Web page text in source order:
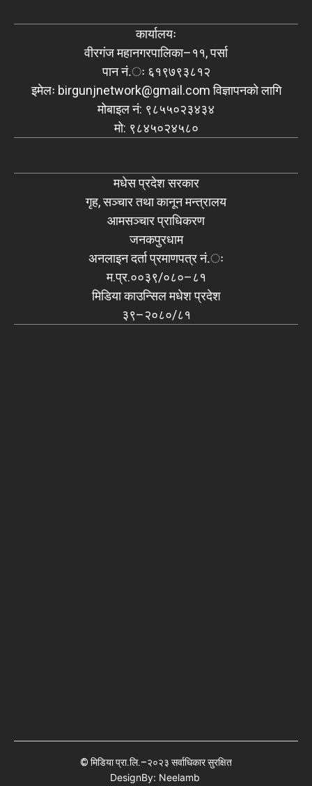
कार्यालयः
वीरगंज महानगरपालिका–११, पर्सा
पान नं.ः ६१९७९३८१२
इमेलः birgunjnetwork@gmail.comविज्ञापनको लागि
मोबाइल नं: ९८५५०२३४३४
मो: ९८४५०२४५८०
मधेस प्रदेश सरकार
गृह, सञ्चार तथा कानून मन्त्रालय
आमसञ्चार प्राधिकरण
जनकपुरधाम
अनलाइन दर्ता प्रमाणपत्र नं.ः
म.प्र.००३९/०८०–८१
मिडिया काउन्सिल मधेश प्रदेश
३९–२०८०/८१
© मिडिया प्रा.लि.–२०२३ सर्वाधिकार सुरक्षित
DesignBy: Neelamb